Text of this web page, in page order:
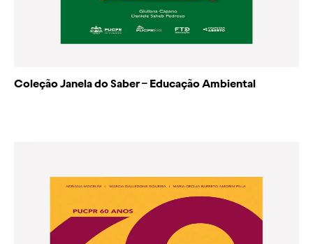
Coleção Janela do Saber – Educação Ambiental